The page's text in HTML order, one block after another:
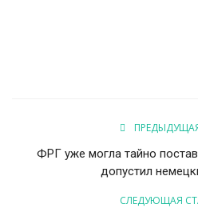
ФРГ уже могла тайно
допустил
СЛЕДУЮЩАЯ